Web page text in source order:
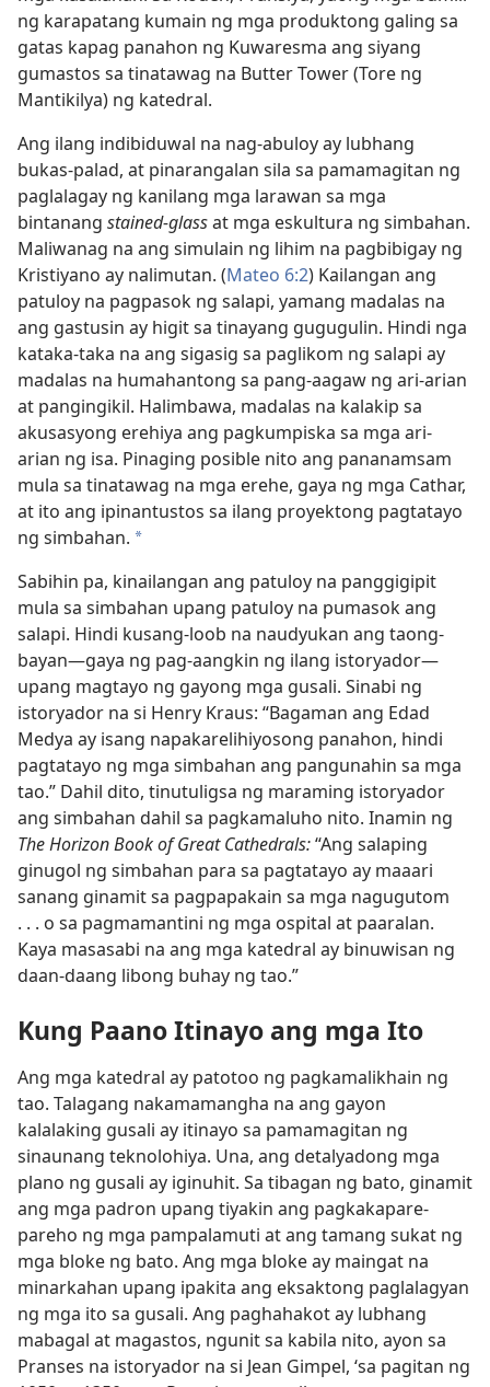
ng karapatang kumain ng mga produktong galing sa
gatas kapag panahon ng Kuwaresma ang siyang
gumastos sa tinatawag na Butter Tower (Tore ng
Mantikilya) ng katedral.
Ang ilang indibiduwal na nag-abuloy ay lubhang
bukas-palad, at pinarangalan sila sa pamamagitan ng
paglalagay ng kanilang mga larawan sa mga
bintanang stained-glassat mga eskultura ng simbahan.
Maliwanag na ang simulain ng lihim na pagbibigay ng
Kristiyano ay nalimutan. (Mateo 6:2) Kailangan ang
patuloy na pagpasok ng salapi, yamang madalas na
ang gastusin ay higit sa tinayang gugugulin. Hindi nga
kataka-taka na ang sigasig sa paglikom ng salapi ay
madalas na humahantong sa pang-aagaw ng ari-arian
at pangingikil. Halimbawa, madalas na kalakip sa
akusasyong erehiya ang pagkumpiska sa mga ari-
arian ng isa. Pinaging posible nito ang pananamsam
mula sa tinatawag na mga erehe, gaya ng mga Cathar,
at ito ang ipinantustos sa ilang proyektong pagtatayo
ng simbahan. a
Sabihin pa, kinailangan ang patuloy na panggigipit
mula sa simbahan upang patuloy na pumasok ang
salapi. Hindi kusang-loob na naudyukan ang taong-
bayan​—gaya ng pag-aangkin ng ilang istoryador​—
upang magtayo ng gayong mga gusali. Sinabi ng
istoryador na si Henry Kraus: “Bagaman ang Edad
Medya ay isang napakarelihiyosong panahon, hindi
pagtatayo ng mga simbahan ang pangunahin sa mga
tao.” Dahil dito, tinutuligsa ng maraming istoryador
ang simbahan dahil sa pagkamaluho nito. Inamin ng
The Horizon Book of Great Cathedrals:“Ang salaping
ginugol ng simbahan para sa pagtatayo ay maaari
sanang ginamit sa pagpapakain sa mga nagugutom
. . . o sa pagmamantini ng mga ospital at paaralan.
Kaya masasabi na ang mga katedral ay binuwisan ng
daan-daang libong buhay ng tao.”
Kung Paano Itinayo ang mga Ito
Ang mga katedral ay patotoo ng pagkamalikhain ng
tao. Talagang nakamamangha na ang gayon
kalalaking gusali ay itinayo sa pamamagitan ng
sinaunang teknolohiya. Una, ang detalyadong mga
plano ng gusali ay iginuhit. Sa tibagan ng bato, ginamit
ang mga padron upang tiyakin ang pagkakapare-
pareho ng mga pampalamuti at ang tamang sukat ng
mga bloke ng bato. Ang mga bloke ay maingat na
minarkahan upang ipakita ang eksaktong paglalagyan
ng mga ito sa gusali. Ang paghahakot ay lubhang
mabagal at magastos, ngunit sa kabila nito, ayon sa
Pranses na istoryador na si Jean Gimpel, ‘sa pagitan ng